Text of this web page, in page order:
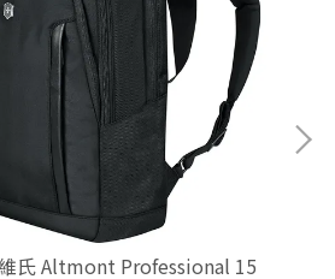
氏 Altmont Professional 15